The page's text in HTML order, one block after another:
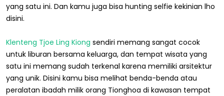
yang satu ini. Dan kamu juga bisa hunting selfie kekinian lho
disini.
Klenteng Tjoe Ling Kiong sendiri memang sangat cocok
untuk liburan bersama keluarga, dan tempat wisata yang
satu ini memang sudah terkenal karena memiliki arsitektur
yang unik. Disini kamu bisa melihat benda-benda atau
peralatan ibadah milik orang Tionghoa di kawasan tempat